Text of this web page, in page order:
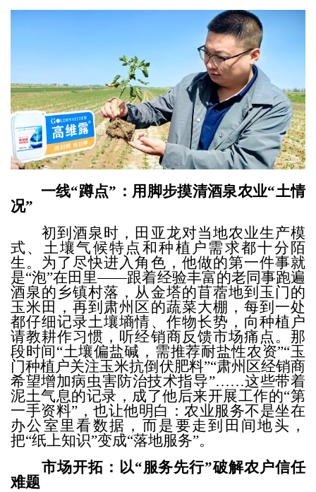
一线“蹲点”：用脚步摸清酒泉农业“土情
况”
初到酒泉时，田亚龙对当地农业生产模
式、土壤气候特点和种植户需求都十分陌
生。为了尽快进入角色，他做的第一件事就
是“泡”在田里——跟着经验丰富的老同事跑遍
酒泉的乡镇村落，从金塔的苜蓿地到玉门的
玉米田，再到肃州区的蔬菜大棚，每到一处
都仔细记录土壤墒情、作物长势，向种植户
请教耕作习惯，听经销商反馈市场痛点。那
段时间“土壤偏盐碱，需推荐耐盐性农资”“玉
门种植户关注玉米抗倒伏肥料”“肃州区经销商
希望增加病虫害防治技术指导”……这些带着
泥土气息的记录，成了他后来开展工作的“第
一手资料”，也让他明白：农业服务不是坐在
办公室里看数据，而是要走到田间地头，
把“纸上知识”变成“落地服务”。
市场开拓：以“服务先行”破解农户信任
难题